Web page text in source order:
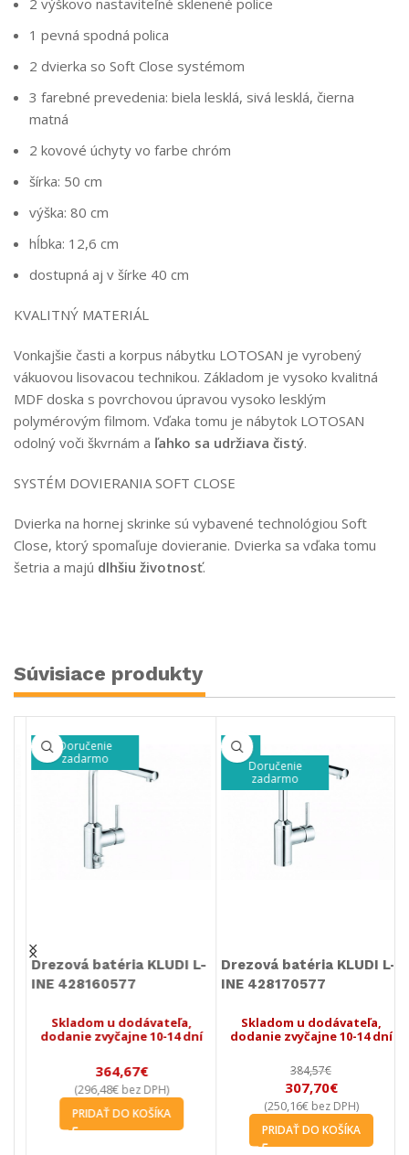
2 výškovo nastaviteľné sklenené police
1 pevná spodná polica
2 dvierka so Soft Close systémom
3 farebné prevedenia: biela lesklá, sivá lesklá, čierna
matná
2 kovové úchyty vo farbe chróm
šírka: 50 cm
výška: 80 cm
hĺbka: 12,6 cm
dostupná aj v šírke 40 cm
KVALITNÝ MATERIÁL
Vonkajšie časti a korpus nábytku LOTOSAN je vyrobený
vákuovou lisovacou technikou. Základom je vysoko kvalitná
MDF doska s povrchovou úpravou vysoko lesklým
polymérovým filmom. Vďaka tomu je nábytok LOTOSAN
odolný voči škvrnám a ľahko sa udržiava čistý.
SYSTÉM DOVIERANIA SOFT CLOSE
Dvierka na hornej skrinke sú vybavené technológiou Soft
Close, ktorý spomaľuje dovieranie. Dvierka sa vďaka tomu
šetria a majú dlhšiu životnosť.
Súvisiace produkty
-20%
Doručenie
zadarmo
Drezová batéria KLUDI L-
INE 428170577
Skladom u dodávateľa,
dodanie zvyčajne 10-14 dní
384,57€
307,70€
250,16€bez DPH)
PRIDAŤ DO KOŠÍKA
-20%
Doručenie
zadarmo
Drezová batéria KLUDI L-
INE 428210577
Skladom u dodávateľa,
dodanie zvyčajne 10-14 dní
438,13€
350,50€
284,96€bez DPH)
PRIDAŤ DO KOŠÍKA